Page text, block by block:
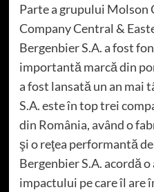
Parte a grupului Molson
Company Central &
Bergenbier S.A. a fost
importantă marcă din
a fost lansată un an mai
S.A. este în top trei
din România, având o
şi o reţea performantă
Bergenbier S.A. acordă
impactului pe care îl are